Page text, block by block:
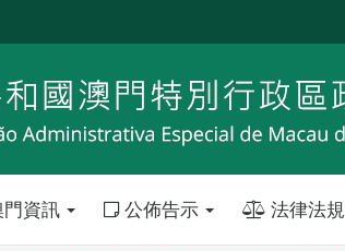
資訊 公佈告示 法律法規